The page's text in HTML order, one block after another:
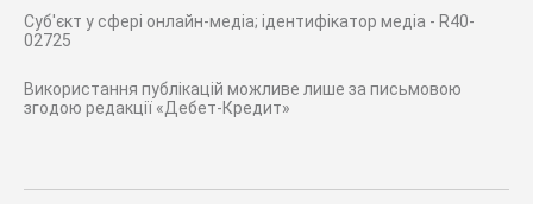
Суб'єкт у сфері онлайн-медіа; ідентифікатор медіа - R40-
02725
Використання публікацій можливе лише за письмовою
згодою редакції «Дебет-Кредит»